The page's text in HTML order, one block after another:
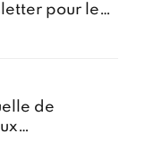
pour le
de